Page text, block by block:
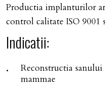
Productia implanturilor
control calitate ISO 9001
Indicatii:
Reconstructia
mammae